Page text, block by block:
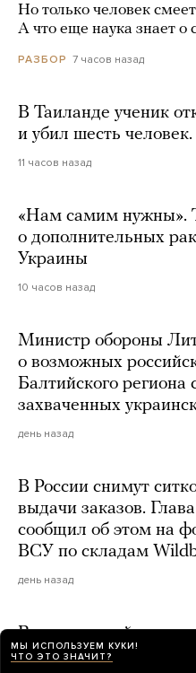
Но только человек
А что еще наука знает о
РАЗБОР 7 часов назад
В Таиланде ученик
и убил шесть
11 часов назад
«Нам самим нужны».
о дополнительных
Украины
10 часов назад
Министр обороны
о возможных
Балтийского
захваченных
день назад
В России снимут
выдачи заказов.
сообщил об этом на
ВСУ по складам
день назад
В главном районе
хотят запретить
МЫ ИСПОЛЬЗУЕМ КУКИ!
ЧТО ЭТО ЗНАЧИТ?